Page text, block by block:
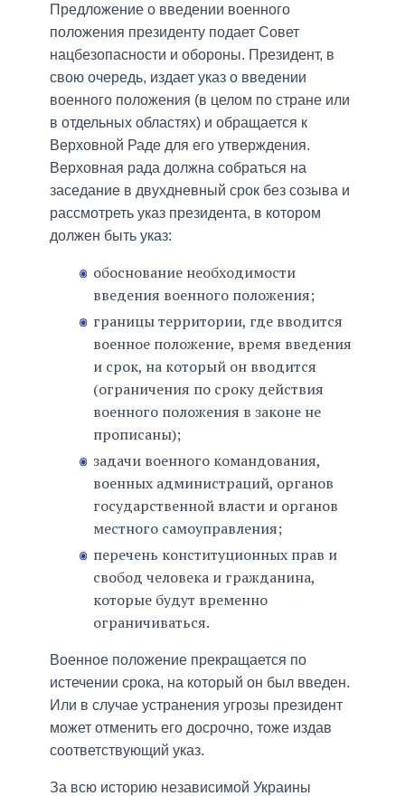
Предложение о введении военного
положения президенту подает Совет
нацбезопасности и обороны. Президент, в
свою очередь, издает указ о введении
военного положения (в целом по стране или
в отдельных областях) и обращается к
Верховной Раде для его утверждения.
Верховная рада должна собраться на
заседание в двухдневный срок без созыва и
рассмотреть указ президента, в котором
должен быть указ:
обоснование необходимости
введения военного положения;
границы территории, где вводится
военное положение, время введения
и срок, на который он вводится
(ограничения по сроку действия
военного положения в законе не
прописаны);
задачи военного командования,
военных администраций, органов
государственной власти и органов
местного самоуправления;
перечень конституционных прав и
свобод человека и гражданина,
которые будут временно
ограничиваться.
Военное положение прекращается по
истечении срока, на который он был введен.
Или в случае устранения угрозы президент
может отменить его досрочно, тоже издав
соответствующий указ.
За всю историю независимой Украины